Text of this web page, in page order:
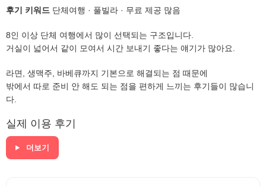
후기 키워드 단체여행 · 풀빌라 · 무료 제공 많음
8인 이상 단체 여행에서 많이 선택되는 구조입니다.
거실이 넓어서 같이 모여서 시간 보내기 좋다는 얘기가 많아요.
라면, 생맥주, 바베큐까지 기본으로 해결되는 점 때문에
밖에서 따로 준비 안 해도 되는 점을 편하게 느끼는 후기들이 많습니
다.
실제 이용 후기
더보기